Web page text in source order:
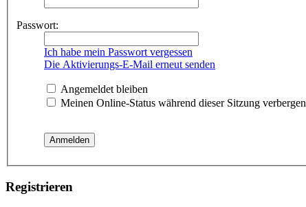
Passwort:
Ich habe mein Passwort vergessen
Die Aktivierungs-E-Mail erneut senden
Angemeldet bleiben
Meinen Online-Status während dieser Sitzung verbergen
Registrieren